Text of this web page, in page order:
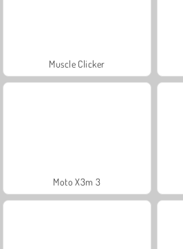
Muscle Clicker
Moto X3m 3